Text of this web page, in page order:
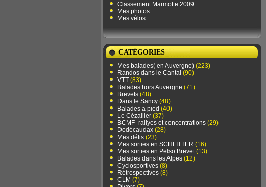
Classement Marmotte 2009
Mes photos
Mes vélos
CATÉGORIES
Mes balades( en Auvergne) (223)
Randos dans le Cantal (90)
VTT (83)
Balades hors Auvergne (71)
Brevets (48)
Dans le Sancy (48)
Balades a pied (40)
Le Cézallier (37)
BCMF- rallyes et concentrations (29)
Dodécaudax (28)
Mes défis (23)
Mes sorties en SCHLITTER (16)
Mes sorties en Pelso Brevet(13)
Balades dans les Alpes (12)
Cyclosportives (8)
Rétrospectives (8)
CLM (7)